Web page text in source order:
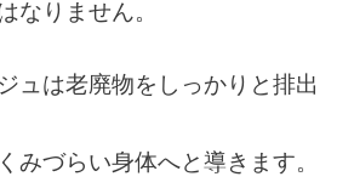
なりません。
ュは老廃物をしっかりと排出
みづらい身体へと導きます。